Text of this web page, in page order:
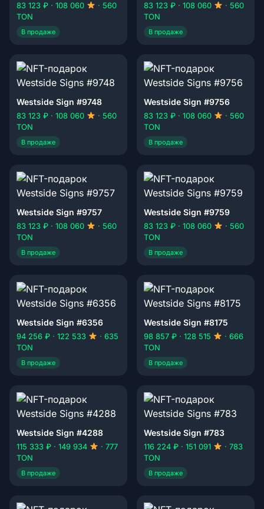
83 123 ₽ · 108 060
· 560
TON
В продаже
83 123 ₽ · 108 060
· 560
TON
В продаже
Westside Sign #9748
83 123 ₽ · 108 060
· 560
TON
В продаже
Westside Sign #9756
83 123 ₽ · 108 060
· 560
TON
В продаже
Westside Sign #9757
83 123 ₽ · 108 060
· 560
TON
В продаже
Westside Sign #9759
83 123 ₽ · 108 060
· 560
TON
В продаже
Westside Sign #6356
94 256 ₽ · 122 533
· 635
TON
В продаже
Westside Sign #8175
98 857 ₽ · 128 515
· 666
TON
В продаже
Westside Sign #4288
115 333 ₽ · 149 934
· 777
TON
В продаже
Westside Sign #783
116 224 ₽ · 151 091
· 783
TON
В продаже